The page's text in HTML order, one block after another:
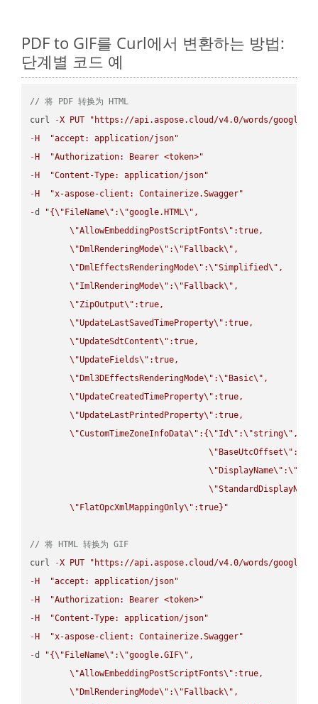
PDF to GIF를 Curl에서 변환하는 방법:
단계별 코드 예
// 将 PDF 转换为 HTML
curl
-X PUT
"https://api.aspose.cloud/v4.0/words/
- H
"accept: application/json"
- H
"Authorization: Bearer <token>"
- H
"Content-Type: application/json"
- H
"x-aspose-client: Containerize.Swagger"
-d "{\" FileName\" :\"google.HTML\" ,
\"AllowEmbeddingPostScriptFonts\" :true,
\" DmlRenderingMode\" :\" Fallback\" ,
\" DmlEffectsRenderingMode\" :\"Simplified\" ,
\"ImlRenderingMode\" :\" Fallback\" ,
\"ZipOutput\" :true,
\"UpdateLastSavedTimeProperty\" :true,
\"UpdateSdtContent\" :true,
\"UpdateFields\" :true,
\" Dml3DEffectsRenderingMode\" :\" Basic\" ,
\"UpdateCreatedTimeProperty\" :true,
\"UpdateLastPrintedProperty\" :true,
\"CustomTimeZoneInfoData\" :{\"Id\" :\"string\" ,
\" BaseUtcOffset\" :
\" DisplayName\" :\"
\"StandardDisplayName
\" FlatOpcXmlMappingOnly\" :true}"
// 将 HTML 转换为 GIF
curl
-X PUT
"https://api.aspose.cloud/v4.0/words/
- H
"accept: application/json"
- H
"Authorization: Bearer <token>"
- H
"Content-Type: application/json"
- H
"x-aspose-client: Containerize.Swagger"
-d "{\" FileName\" :\"google.GIF\" ,
\"AllowEmbeddingPostScriptFonts\" :true,
\" DmlRenderingMode\" :\" Fallback\" ,